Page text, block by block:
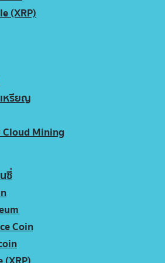
(XRP)
หรียญ
Mining
ซี่
Coin